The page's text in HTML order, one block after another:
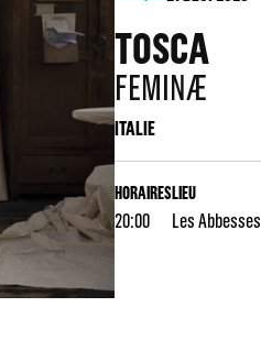
TOSCA
FEMINÆ
ITALIE
HORAIRES
20:00
LIEU
Les Abbesses